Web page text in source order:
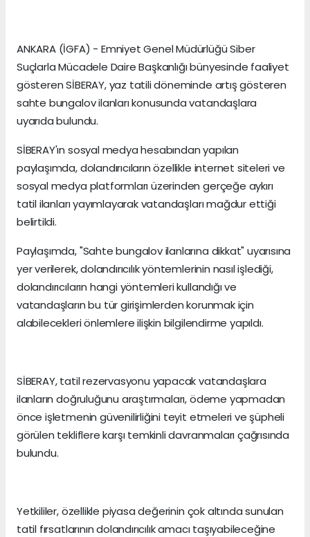
ANKARA (İGFA) - Emniyet Genel Müdürlüğü Siber
Suçlarla Mücadele Daire Başkanlığı bünyesinde faaliyet
gösteren SİBERAY, yaz tatili döneminde artış gösteren
sahte bungalov ilanları konusunda vatandaşlara
uyarıda bulundu.
SİBERAY'ın sosyal medya hesabından yapılan
paylaşımda, dolandırıcıların özellikle internet siteleri ve
sosyal medya platformları üzerinden gerçeğe aykırı
tatil ilanları yayımlayarak vatandaşları mağdur ettiği
belirtildi.
Paylaşımda, "Sahte bungalov ilanlarına dikkat" uyarısına
yer verilerek, dolandırıcılık yöntemlerinin nasıl işlediği,
dolandırıcıların hangi yöntemleri kullandığı ve
vatandaşların bu tür girişimlerden korunmak için
alabilecekleri önlemlere ilişkin bilgilendirme yapıldı.
SİBERAY, tatil rezervasyonu yapacak vatandaşlara
ilanların doğruluğunu araştırmaları, ödeme yapmadan
önce işletmenin güvenilirliğini teyit etmeleri ve şüpheli
görülen tekliflere karşı temkinli davranmaları çağrısında
bulundu.
Yetkililer, özellikle piyasa değerinin çok altında sunulan
tatil fırsatlarının dolandırıcılık amacı taşıyabileceğine